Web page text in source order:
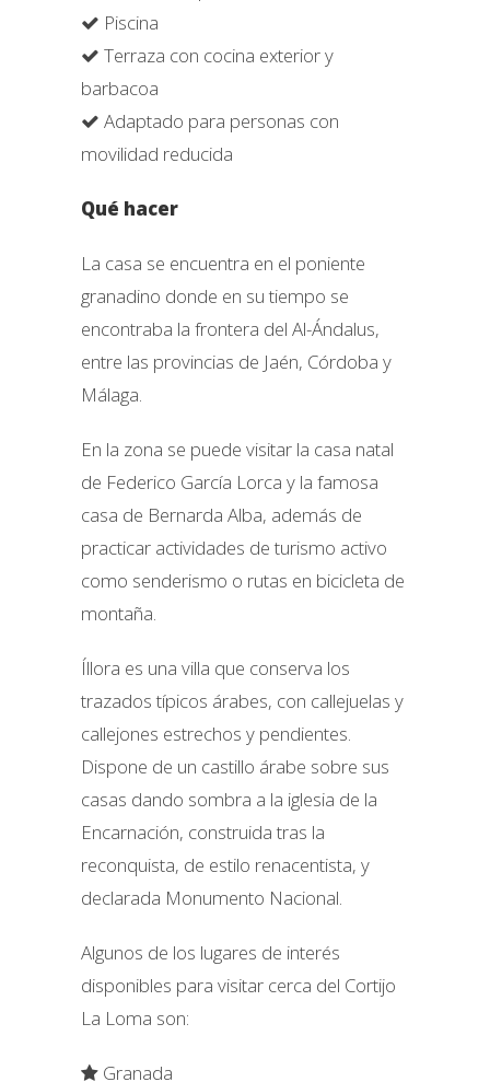
Piscina
Terraza con cocina exterior y
barbacoa
Adaptado para personas con
movilidad reducida
Qué hacer
La casa se encuentra en el poniente
granadino donde en su tiempo se
encontraba la frontera del Al-Ándalus,
entre las provincias de Jaén, Córdoba y
Málaga.
En la zona se puede visitar la casa natal
de Federico García Lorca y la famosa
casa de Bernarda Alba, además de
practicar actividades de turismo activo
como senderismo o rutas en bicicleta de
montaña.
Íllora es una villa que conserva los
trazados típicos árabes, con callejuelas y
callejones estrechos y pendientes.
Dispone de un castillo árabe sobre sus
casas dando sombra a la iglesia de la
Encarnación, construida tras la
reconquista, de estilo renacentista, y
declarada Monumento Nacional.
Algunos de los lugares de interés
disponibles para visitar cerca del Cortijo
La Loma son:
Granada